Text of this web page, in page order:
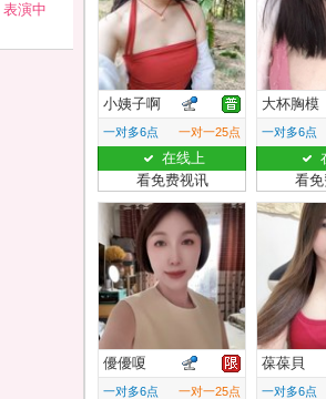
表演中
小姨子啊
一对多6点 一对一25点
在线上
看免费视讯
大杯胸模
一对多6点
看
優優嗄
一对多6点 一对一25点
葆葆貝
一对多6点